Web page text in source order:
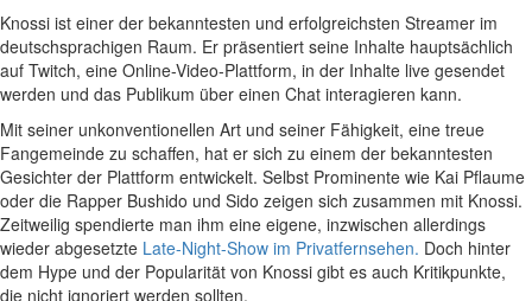
Knossi ist einer der bekanntesten und erfolgreichsten Streamer im
deutschsprachigen Raum. Er präsentiert seine Inhalte hauptsächlich
auf Twitch, eine Online-Video-Plattform, in der Inhalte live gesendet
werden und das Publikum über einen Chat interagieren kann.
Mit seiner unkonventionellen Art und seiner Fähigkeit, eine treue
Fangemeinde zu schaffen, hat er sich zu einem der bekanntesten
Gesichter der Plattform entwickelt. Selbst Prominente wie Kai Pflaume
oder die Rapper Bushido und Sido zeigen sich zusammen mit Knossi.
Zeitweilig spendierte man ihm eine eigene, inzwischen allerdings
wieder abgesetzte Late-Night-Show im Privatfernsehen. Doch hinter
dem Hype und der Popularität von Knossi gibt es auch Kritikpunkte,
die nicht ignoriert werden sollten.